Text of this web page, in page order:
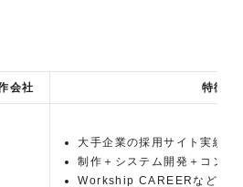
会社 特徴
大手企業の採用サイト実績が
制作＋システム開発＋コンサ
Workship CAREERなど採用